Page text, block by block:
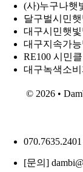
(사)누구나햇
달구벌시민
대구시민햇
대구지속가
RE100 시민
대구녹색소
© 2026 •
070.7635.2401
[문의]